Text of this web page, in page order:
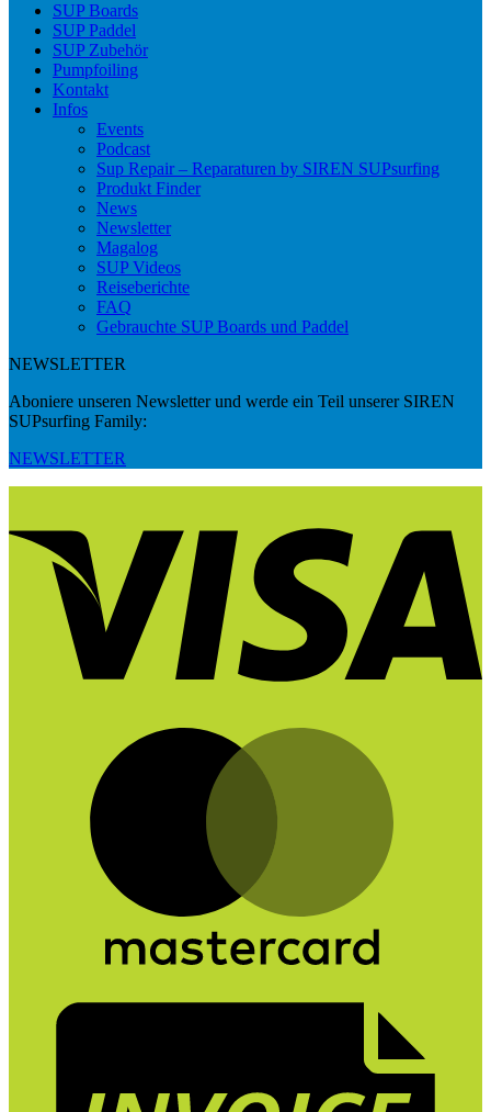
SUP Boards
SUP Paddel
SUP Zubehör
Pumpfoiling
Kontakt
Infos
Events
Podcast
Sup Repair – Reparaturen by SIREN SUPsurfing
Produkt Finder
News
Newsletter
Magalog
SUP Videos
Reiseberichte
FAQ
Gebrauchte SUP Boards und Paddel
NEWSLETTER
Aboniere unseren Newsletter und werde ein Teil unserer SIREN
SUPsurfing Family:
NEWSLETTER